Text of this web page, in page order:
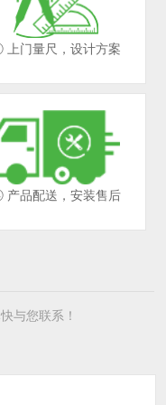
门量尺，设计方案
品配送，安装售后
与您联系！